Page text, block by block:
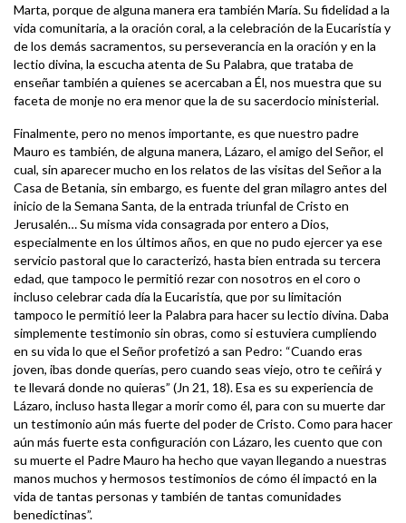
Marta, porque de alguna manera era también María. Su fidelidad a la
vida comunitaria, a la oración coral, a la celebración de la Eucaristía y
de los demás sacramentos, su perseverancia en la oración y en la
lectio divina, la escucha atenta de Su Palabra, que trataba de
enseñar también a quienes se acercaban a Él, nos muestra que su
faceta de monje no era menor que la de su sacerdocio ministerial.
Finalmente, pero no menos importante, es que nuestro padre
Mauro es también, de alguna manera, Lázaro, el amigo del Señor, el
cual, sin aparecer mucho en los relatos de las visitas del Señor a la
Casa de Betania, sin embargo, es fuente del gran milagro antes del
inicio de la Semana Santa, de la entrada triunfal de Cristo en
Jerusalén… Su misma vida consagrada por entero a Dios,
especialmente en los últimos años, en que no pudo ejercer ya ese
servicio pastoral que lo caracterizó, hasta bien entrada su tercera
edad, que tampoco le permitió rezar con nosotros en el coro o
incluso celebrar cada día la Eucaristía, que por su limitación
tampoco le permitió leer la Palabra para hacer su lectio divina. Daba
simplemente testimonio sin obras, como si estuviera cumpliendo
en su vida lo que el Señor profetizó a san Pedro: “Cuando eras
joven, ibas donde querías, pero cuando seas viejo, otro te ceñirá y
te llevará donde no quieras” (Jn 21, 18). Esa es su experiencia de
Lázaro, incluso hasta llegar a morir como él, para con su muerte dar
un testimonio aún más fuerte del poder de Cristo. Como para hacer
aún más fuerte esta configuración con Lázaro, les cuento que con
su muerte el Padre Mauro ha hecho que vayan llegando a nuestras
manos muchos y hermosos testimonios de cómo él impactó en la
vida de tantas personas y también de tantas comunidades
benedictinas”.